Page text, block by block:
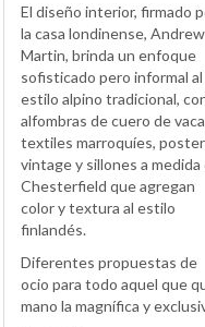
El diseño interior, firmado
la casa londinense, Andrew
Martin, brinda un enfoque
sofisticado pero informal al
estilo alpino tradicional,
alfombras de cuero de
textiles marroquíes,
vintage y sillones a medida
Chesterfield que agregan
color y textura al estilo
finlandés.
Diferentes propuestas de
ocio para todo aquel que
mano la magnífica y